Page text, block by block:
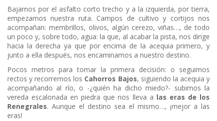
Bajamos por el asfalto corto trecho y a la izquierda, por tierra,
empezamos nuestra ruta. Campos de cultivo y cortijos nos
acompañan: membrillos, olivos, algún cerezo, viñas…, de todo
un poco y, sobre todo, agua: la que, al acabar la pista, nos dirige
hacia la derecha ya que por encima de la acequia primero, y
junto a ella después, nos encaminamos a nuestro destino.
Pocos metros para tomar la primera decisión: o seguimos
rectos y recorremos los Cahorros Bajos, siguiendo la acequia y
acompañando al río, o -¿quién ha dicho miedo?- subimos la
vereda escalonada en piedra que nos lleva a las eras de los
Renegrales. Aunque el destino sea el mismo…, ¡mejor a las
eras!